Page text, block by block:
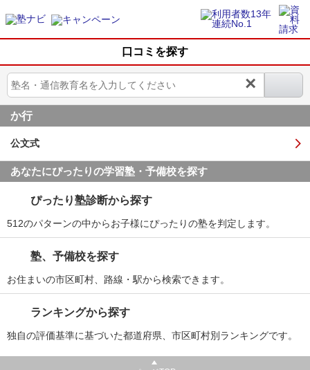
口コミを探す
×
か行
公文式
あなたにぴったりの学習塾・予備校を探す
ぴったり塾診断から探す
512のパターンの中からお子様にぴったりの塾を判定します。
塾、予備校を探す
お住まいの市区町村、路線・駅から検索できます。
ランキングから探す
独自の評価基準に基づいた都道府県、市区町村別ランキングです。